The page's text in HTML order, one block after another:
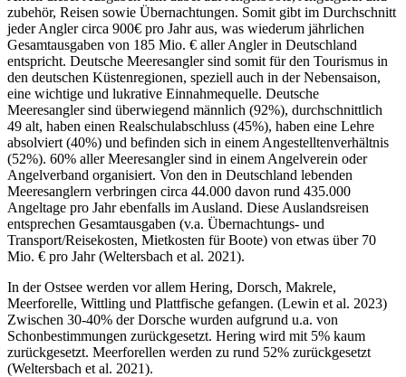
zubehör, Reisen sowie Übernachtungen. Somit gibt im Durchschnitt
jeder Angler circa 900€ pro Jahr aus, was wiederum jährlichen
Gesamtausgaben von 185 Mio. € aller Angler in Deutschland
entspricht. Deutsche Meeresangler sind somit für den Tourismus in
den deutschen Küstenregionen, speziell auch in der Nebensaison,
eine wichtige und lukrative Einnahmequelle. Deutsche
Meeresangler sind überwiegend männlich (92%), durchschnittlich
49 alt, haben einen Realschulabschluss (45%), haben eine Lehre
absolviert (40%) und befinden sich in einem Angestelltenverhältnis
(52%). 60% aller Meeresangler sind in einem Angelverein oder
Angelverband organisiert. Von den in Deutschland lebenden
Meeresanglern verbringen circa 44.000 davon rund 435.000
Angeltage pro Jahr ebenfalls im Ausland. Diese Auslandsreisen
entsprechen Gesamtausgaben (v.a. Übernachtungs- und
Transport/Reisekosten, Mietkosten für Boote) von etwas über 70
Mio. € pro Jahr (Weltersbach et al. 2021).
In der Ostsee werden vor allem Hering, Dorsch, Makrele,
Meerforelle, Wittling und Plattfische gefangen. (Lewin et al. 2023)
Zwischen 30-40% der Dorsche wurden aufgrund u.a. von
Schonbestimmungen zurückgesetzt. Hering wird mit 5% kaum
zurückgesetzt. Meerforellen werden zu rund 52% zurückgesetzt
(Weltersbach et al. 2021).